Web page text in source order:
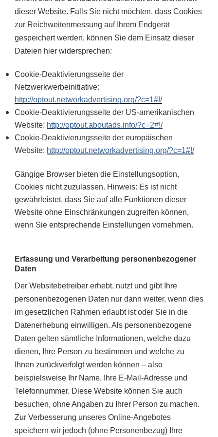
dieser Website. Falls Sie nicht möchten, dass Cookies
zur Reichweitenmessung auf Ihrem Endgerät
gespeichert werden, können Sie dem Einsatz dieser
Dateien hier widersprechen:
Cookie-Deaktivierungsseite der
Netzwerkwerbeinitiative:
http://optout.networkadvertising.org/?c=1#!/
Cookie-Deaktivierungsseite der US-amerikanischen
Website: http://optout.aboutads.info/?c=2#!/
Cookie-Deaktivierungsseite der europäischen
Website: http://optout.networkadvertising.org/?c=1#!/
Gängige Browser bieten die Einstellungsoption,
Cookies nicht zuzulassen. Hinweis: Es ist nicht
gewährleistet, dass Sie auf alle Funktionen dieser
Website ohne Einschränkungen zugreifen können,
wenn Sie entsprechende Einstellungen vornehmen.
Erfassung und Verarbeitung personenbezogener
Daten
Der Websitebetreiber erhebt, nutzt und gibt Ihre
personenbezogenen Daten nur dann weiter, wenn dies
im gesetzlichen Rahmen erlaubt ist oder Sie in die
Datenerhebung einwilligen. Als personenbezogene
Daten gelten sämtliche Informationen, welche dazu
dienen, Ihre Person zu bestimmen und welche zu
Ihnen zurückverfolgt werden können – also
beispielsweise Ihr Name, Ihre E-Mail-Adresse und
Telefonnummer. Diese Website können Sie auch
besuchen, ohne Angaben zu Ihrer Person zu machen.
Zur Verbesserung unseres Online-Angebotes
speichern wir jedoch (ohne Personenbezug) Ihre